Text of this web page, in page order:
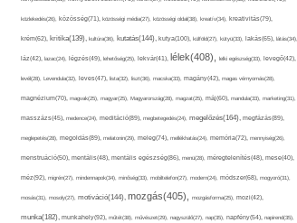
közlekedés(26), közösség(71), közösségi média(27), közösségi oldal(38), kreatív(34), kreativitás(79),
krém(62), kritika(139), kultúra(36), kutatás(144), kutya(100), külföld(27), kütyü(33), lakás(65), látás(34),
láz(42), lazac(24), légzés(49), lehetőség(25), lekvár(41), lélek(408), lelki egészség(33), levegő(42),
levél(28), Levendula(32), leves(47), lista(32), liszt(36), macska(33), magány(42), magas vérnyomás(28),
magnézium(70), magvak(25), magyar(25), Magyarország(28), magzat(25), máj(60), mandula(33), marketing(31),
masszázs(45), medence(24), meditáció(89), megbetegedés(24), megelőzés(164), megfázás(89),
meglepetés(28), megoldás(89), melatonin(29), meleg(74), mellékhatás(24), memória(72), mennyiség(26),
menstruáció(50), mentális(48), mentális egészség(86), menü(28), méregtelenítés(48), mese(40),
méz(92), migrén(27), mindennapok(34), minőség(33), mobiltelefon(27), modern(24), módszer(68), mogyoró(31),
mosás(31), mosoly(27), motiváció(144), mozgás(405), mozgásforma(25), mozi(42),
munka(182), munkahely(92), műtét(38), művészet(29), nagyszülő(27), nap(35), napfény(54), napirend(35),